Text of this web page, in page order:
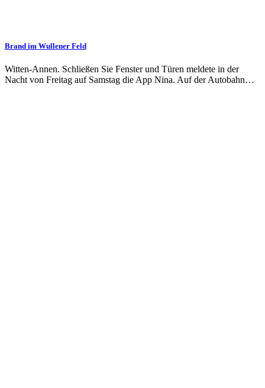
Brand im Wullener Feld
Witten-Annen. Schließen Sie Fenster und Türen meldete in der
Nacht von Freitag auf Samstag die App Nina. Auf der Autobahn…